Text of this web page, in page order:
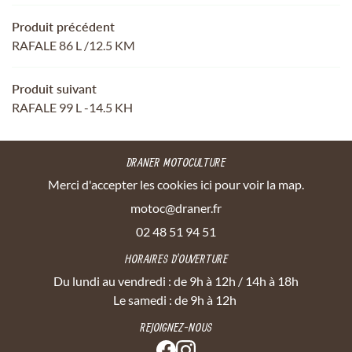
Produit précédent
RAFALE 86 L /12.5 KM
Produit suivant
RAFALE 99 L -14.5 KH
DRANER MOTOCULTURE
Merci d'accepter les cookies ici pour voir la map.
02 48 51 94 51
HORAIRES D'OUVERTURE
Du lundi au vendredi : de 9h à 12h / 14h à 18h
Le samedi : de 9h à 12h
REJOIGNEZ-NOUS